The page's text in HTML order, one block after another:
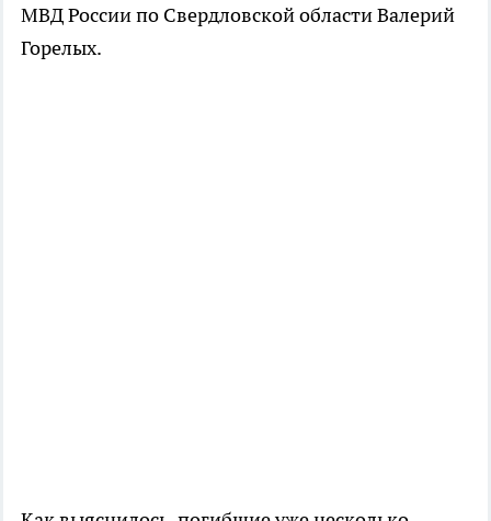
МВД России по Свердловской области Валерий
Горелых.